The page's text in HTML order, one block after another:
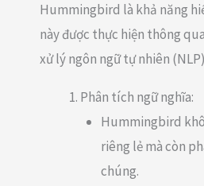
Hummingbird là khả năng
này được thực hiện thông
xử lý ngôn ngữ tự nhiên
Phân tích ngữ nghĩa:
Hummingbird
riêng lẻ mà còn
chúng.